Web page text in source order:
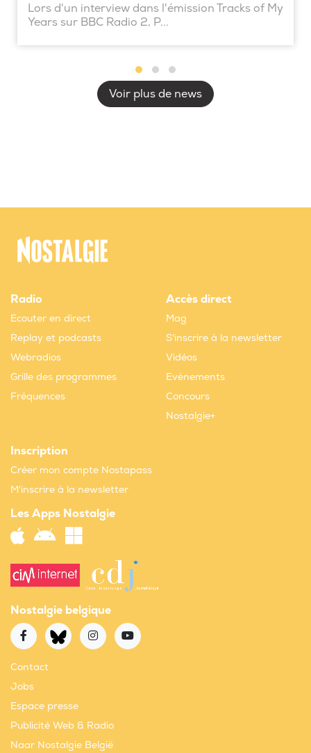
Lors d'un interview dans l'émission Tracks of My
Years sur BBC Radio 2, P...
Voir plus de news
Radio
Ecouter en direct
Replay et podcasts
Webradios
Grille des programmes
Fréquences
Accès direct
Mag
S'inscrire à la newsletter
Vidéos
Evènements
Concours
Nostalgie+
Inscription
Créer mon compte Nostapass
M'inscrire à la newsletter
Les Apps Nostalgie
Nostalgie belgique
Contact
Jobs
Espace presse
Publicité Web & Radio
Naar Nostalgie België